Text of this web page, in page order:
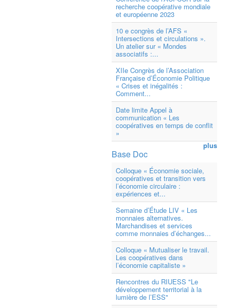
recherche coopérative mondiale
et européenne 2023
10 e congrès de l’AFS «
Intersections et circulations ».
Un atelier sur « Mondes
associatifs :...
XIIe Congrès de l’Association
Française d’Économie Politique
« Crises et inégalités :
Comment...
Date limite Appel à
communication « Les
coopératives en temps de conflit
»
plus
Base Doc
Colloque « Économie sociale,
coopératives et transition vers
l’économie circulaire :
expériences et...
Semaine d’Étude LIV « Les
monnaies alternatives.
Marchandises et services
comme monnaies d’échanges...
Colloque « Mutualiser le travail.
Les coopératives dans
l’économie capitaliste »
Rencontres du RIUESS "Le
développement territorial à la
lumière de l’ESS"